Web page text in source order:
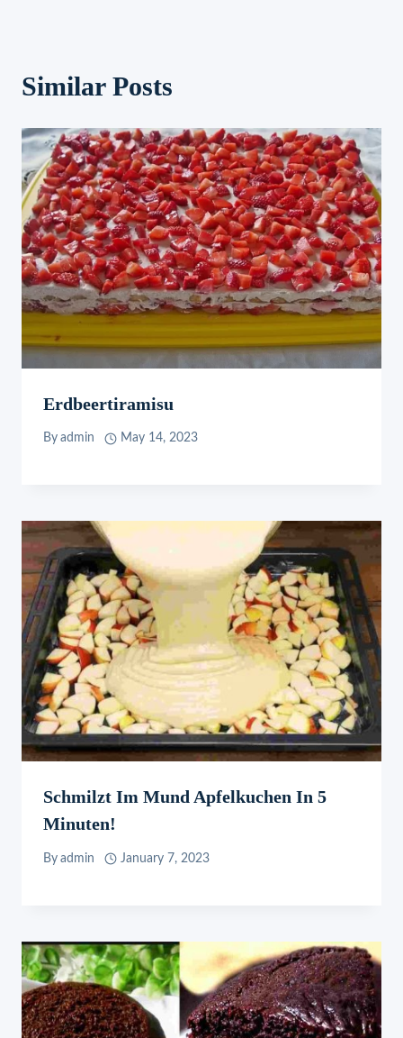
Similar Posts
Erdbeertiramisu
By admin May 14, 2023
Schmilzt Im Mund Apfelkuchen In 5
Minuten!
By admin January 7, 2023